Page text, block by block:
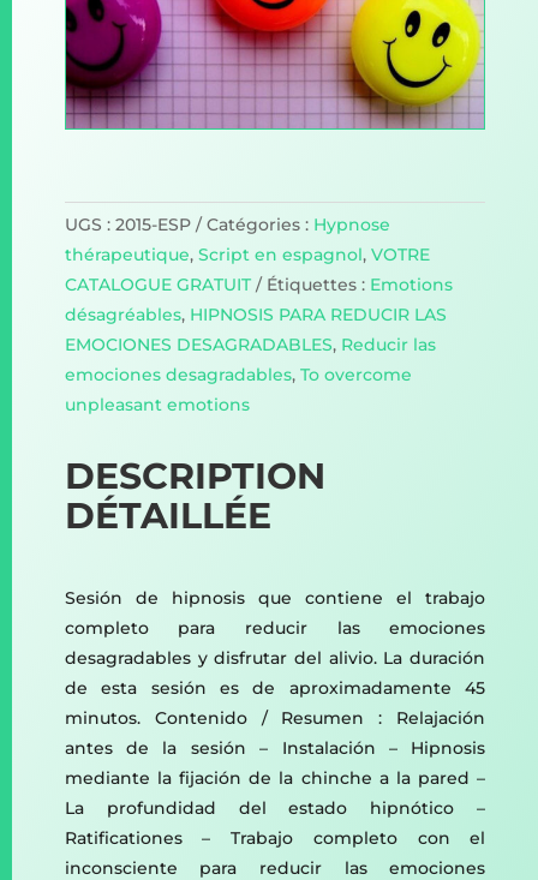
UGS : 2015-ESP Catégories : Hypnose
thérapeutique, Script en espagnol, VOTRE
CATALOGUE GRATUIT
Étiquettes : Emotions
désagréables, HIPNOSIS PARA REDUCIR LAS
EMOCIONES DESAGRADABLES, Reducir las
emociones desagradables, To overcome
unpleasant emotions
DESCRIPTION
DÉTAILLÉE
Sesión de hipnosis que contiene el trabajo
completo para reducir las emociones
desagradables y disfrutar del alivio. La duración
de esta sesión es de aproximadamente 45
minutos. Contenido / Resumen : Relajación
antes de la sesión – Instalación – Hipnosis
mediante la fijación de la chinche a la pared –
La profundidad del estado hipnótico –
Ratificationes – Trabajo completo con el
inconsciente para reducir las emociones